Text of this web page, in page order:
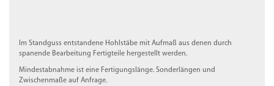
Im Standguss entstandene Hohlstäbe mit Aufmaß aus denen durch
spanende Bearbeitung Fertigteile hergestellt werden.
Mindestabnahme ist eine Fertigungslänge. Sonderlängen und
Zwischenmaße auf Anfrage.